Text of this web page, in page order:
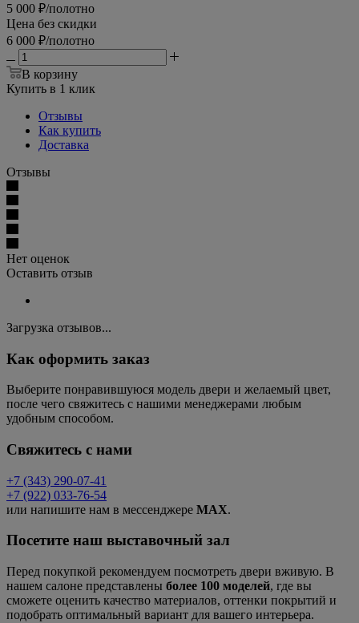
5 000 ₽/полотно
Цена без скидки
6 000 ₽/полотно
В корзину
Купить в 1 клик
Отзывы
Как купить
Доставка
Отзывы
Нет оценок
Оставить отзыв
Загрузка отзывов...
Как оформить заказ
Выберите понравившуюся модель двери и желаемый цвет,
после чего свяжитесь с нашими менеджерами любым
удобным способом.
Свяжитесь с нами
+7 (343) 290-07-41
+7 (922) 033-76-54
или напишите нам в мессенджере MAX.
Посетите наш выставочный зал
Перед покупкой рекомендуем посмотреть двери вживую. В
нашем салоне представлены более 100 моделей, где вы
сможете оценить качество материалов, оттенки покрытий и
подобрать оптимальный вариант для вашего интерьера.